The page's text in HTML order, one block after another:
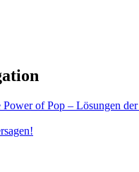
Power of Pop – Lösungen